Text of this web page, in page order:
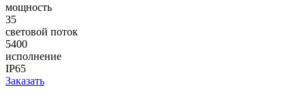
мощность
35
световой поток
5400
исполнение
IP65
Заказать